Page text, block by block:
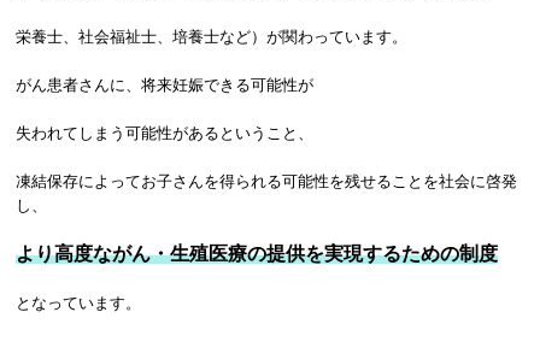
栄養士、社会福祉士、培養士など）が関わっています。
がん患者さんに、将来妊娠できる可能性が
失われてしまう可能性があるということ、
凍結保存によってお子さんを得られる可能性を残せることを社会に啓発
し、
より高度ながん・生殖医療の提供を実現するための制度
となっています。